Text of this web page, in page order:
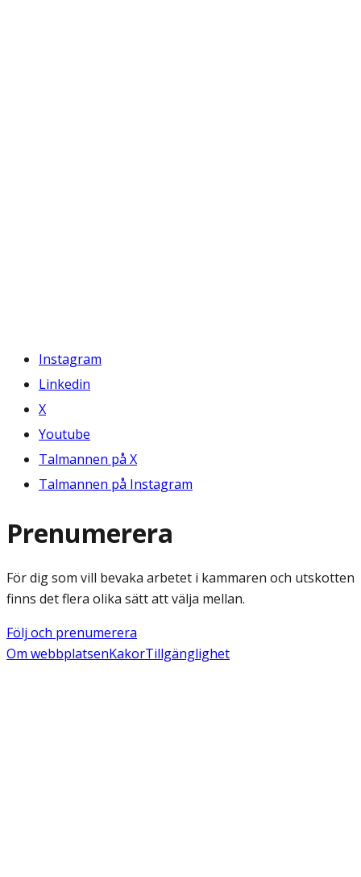
Instagram
Linkedin
X
Youtube
Talmannen på X
Talmannen på Instagram
Prenumerera
För dig som vill bevaka arbetet i kammaren och utskotten
finns det flera olika sätt att välja mellan.
Följ och prenumerera
Om webbplatsenKakorTillgänglighet